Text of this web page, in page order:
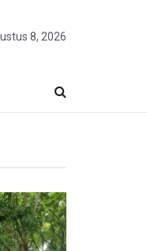
8, 2026